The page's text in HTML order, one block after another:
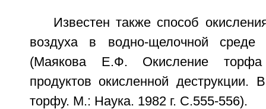
Известен также способ
воздуха в водно-щелочной среде
(Маякова Е.Ф. Окисление торфа
продуктов окисленной деструкции.
торфу. М.: Наука. 1982 г. С.555-556).